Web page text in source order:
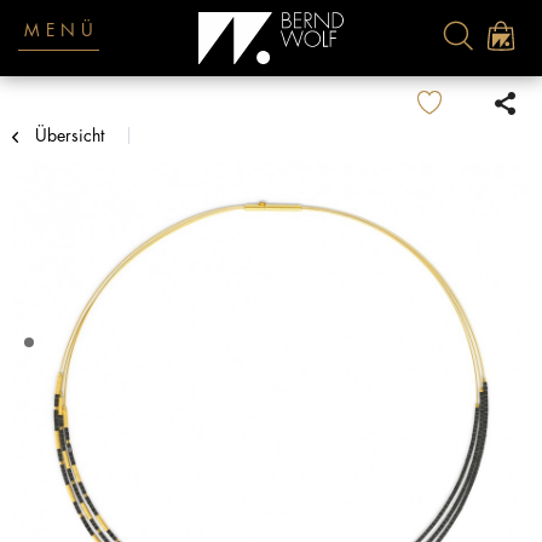
MENÜ
Übersicht